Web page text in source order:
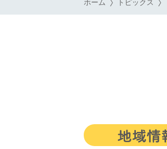
ホーム トピックス